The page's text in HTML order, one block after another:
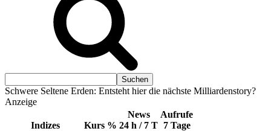
Schwere Seltene Erden: Entsteht hier die nächste Milliardenstory?
Anzeige
Indizes Kurs %
News
24 h / 7 T
Aufrufe
7 Tage